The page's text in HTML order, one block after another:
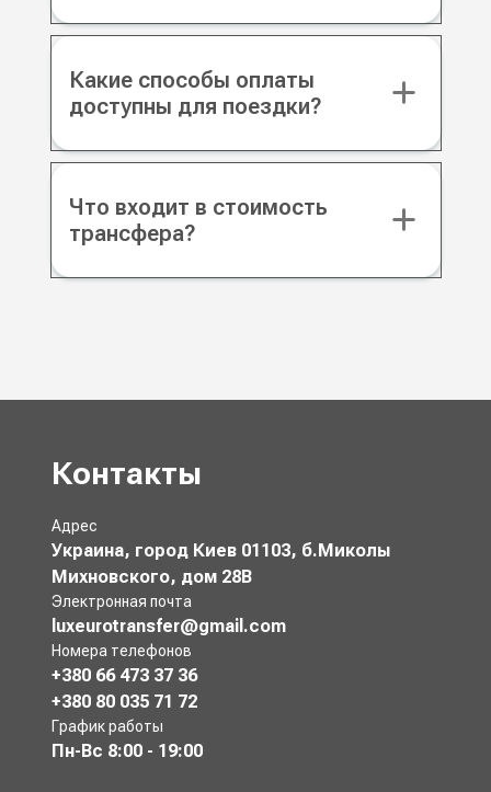
Какие способы оплаты
доступны для поездки?
Что входит в стоимость
трансфера?
Контакты
Адрес
Украина, город Киев 01103, б.Миколы
Михновского, дом 28В
Электронная почта
luxeurotransfer@gmail.com
Номера телефонов
+380 66 473 37 36
+380 80 035 71 72
График работы
Пн-Вс 8:00 - 19:00